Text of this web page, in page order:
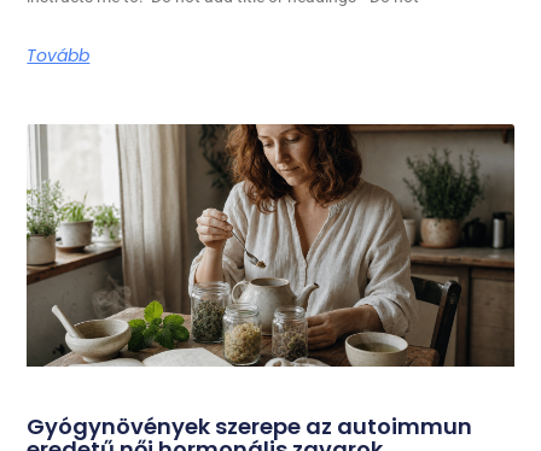
Tovább
Gyógynövények szerepe az autoimmun